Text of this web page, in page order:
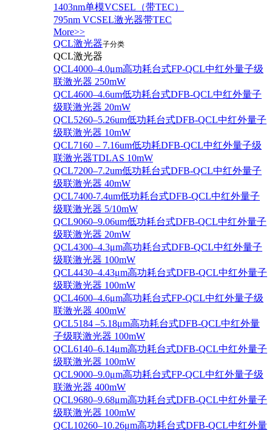
1403nm单模VCSEL（带TEC）
795nm VCSEL激光器带TEC
More>>
QCL激光器子分类
QCL激光器
QCL4000–4.0μm高功耗台式FP-QCL中红外量子级
联激光器 250mW
QCL4600–4.6um低功耗台式DFB-QCL中红外量子
级联激光器 20mW
QCL5260–5.26um低功耗台式DFB-QCL中红外量子
级联激光器 10mW
QCL7160 – 7.16um低功耗DFB-QCL中红外量子级
联激光器TDLAS 10mW
QCL7200–7.2um低功耗台式DFB-QCL中红外量子
级联激光器 40mW
QCL7400-7.4um低功耗台式DFB-QCL中红外量子
级联激光器 5/10mW
QCL9060–9.06um低功耗台式DFB-QCL中红外量子
级联激光器 20mW
QCL4300–4.3μm高功耗台式DFB-QCL中红外量子
级联激光器 100mW
QCL4430–4.43μm高功耗台式DFB-QCL中红外量子
级联激光器 100mW
QCL4600–4.6μm高功耗台式FP-QCL中红外量子级
联激光器 400mW
QCL5184 –5.18μm高功耗台式DFB-QCL中红外量
子级联激光器 100mW
QCL6140–6.14μm高功耗台式DFB-QCL中红外量子
级联激光器 100mW
QCL9000–9.0μm高功耗台式FP-QCL中红外量子级
联激光器 400mW
QCL9680–9.68μm高功耗台式DFB-QCL中红外量子
级联激光器 100mW
QCL10260–10.26μm高功耗台式DFB-QCL中红外量